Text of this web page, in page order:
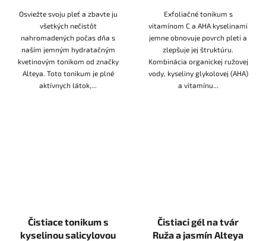
Osviežte svoju pleť a zbavte ju
všetkých nečistôt
nahromadených počas dňa s
naším jemným hydratačným
kvetinovým tonikom od značky
Alteya. Toto tonikum je plné
aktívnych látok,...
Exfoliačné tonikum s
vitamínom C a AHA kyselinami
jemne obnovuje povrch pleti a
zlepšuje jej štruktúru.
Kombinácia organickej ružovej
vody, kyseliny glykolovej (AHA)
a vitamínu...
Čistiace tonikum s
kyselinou salicylovou
Čistiaci gél na tvár
Ruža a jasmín Alteya